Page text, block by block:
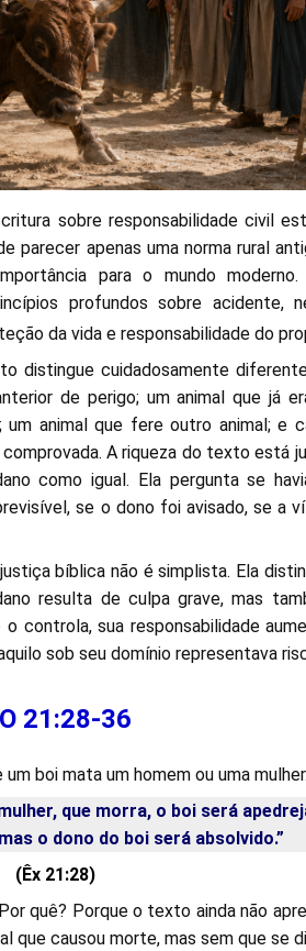
sobre responsabilidade civil
parecer apenas uma norma rural
para o mundo moderno.
profundos sobre acidente,
da vida e responsabilidade do
distingue cuidadosamente
de perigo; um animal que já
animal que fere outro animal; e
A riqueza do texto está
como igual. Ela pergunta se
se o dono foi avisado, se a
bíblica não é simplista. Ela
resulta de culpa grave, mas
controla, sua responsabilidade
sob seu domínio representava
21:28-36
boi mata um homem ou uma mulher.
que morra, o boi será
o dono do boi será absolvido.”
(Êx 21:28)
quê? Porque o texto ainda não
que causou morte, mas sem que se